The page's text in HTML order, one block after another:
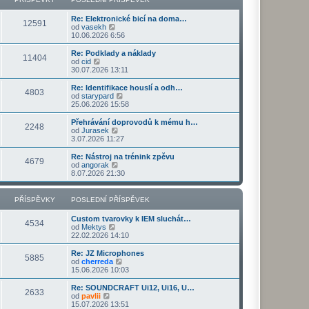
í
s
v
e
d
n
í
p
ř
í
s
ě
v
e
k
o
s
l
d
n
í
ř
í
s
p
ě
v
e
k
t
o
s
l
d
n
í
ř
í
s
ě
v
e
12591
Re: Elektronické bicí na doma…
od vasekh
o
b
r
a
z
p
o
s
e
d
n
í
p
ř
í
s
ě
v
e
10.06.2026 6:56
11404
Re: Podklady a náklady
od cid
o
b
r
a
z
t
p
o
s
e
d
n
í
ř
í
s
p
ě
v
e
k
30.07.2026 13:11
4803
Re: Identifikace houslí a odh…
od starypard
o
b
r
z
t
p
o
s
l
d
n
í
ř
í
s
ě
v
e
25.06.2026 15:58
2248
Přehrávání doprovodů k mému h…
od Jurasek
o
b
r
z
t
p
o
s
l
d
n
í
p
ř
í
s
ě
3.07.2026 11:27
4679
Re: Nástroj na trénink zpěvu
od angorak
o
b
r
a
t
o
s
l
e
d
n
í
ř
8.07.2026 21:30
PŘÍSPĚVKY POSLEDNÍ PŘÍSPĚVEK
4534
Custom tvarovky k IEM sluchát…
od Mektys
o
b
r
a
z
t
p
o
22.02.2026 14:10
5885
Re: JZ Microphones
od cherreda
o
b
r
z
15.06.2026 10:03
2633
Re: SOUNDCRAFT Ui12, Ui16, U…
od pavlii
o
15.07.2026 13:51